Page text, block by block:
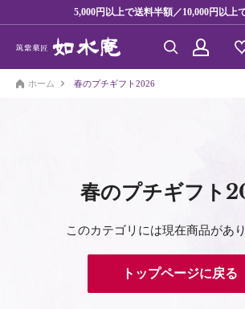
5,000円以上で送料半額／10,000円以上
ホーム 春のプチギフト2026
春のプチギフト
このカテゴリには現在商品があり
トップページに戻る